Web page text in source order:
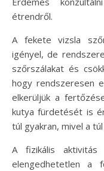
étrendről.
A fekete vizsla
igényel, de
szőrszálakat és
hogy rendszeresen
elkerüljük a
kutya fürdetését is
túl gyakran, mivel a
A fizikális
elengedhetetlen a